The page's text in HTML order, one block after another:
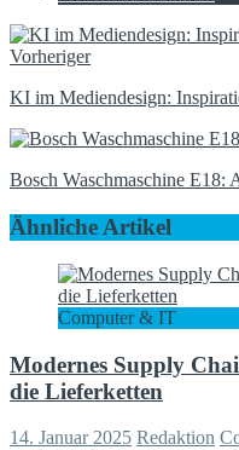
Vorheriger
KI im Mediendesign:
Bosch Waschmaschine E18:
Ähnliche Artikel
Computer & IT
Modernes Supply
die Lieferketten
14. Januar 2025 Redaktion